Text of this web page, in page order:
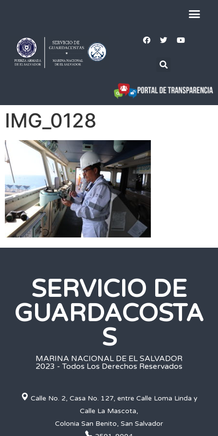
IMG_0128
SERVICIO DE
GUARDACOSTA
S
MARINA NACIONAL DE EL SALVADOR
2023 - Todos Los Derechos Reservados
Calle No. 2, Casa No. 127, entre Calle Loma Linda y
Calle La Mascota,
Colonia San Benito, San Salvador